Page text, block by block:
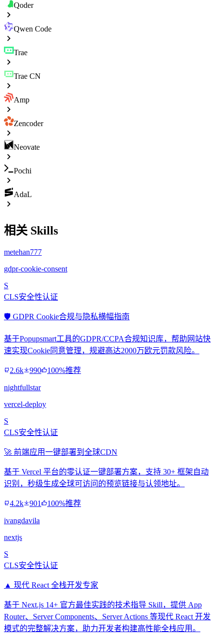
Qoder
Qwen Code
Trae
Trae CN
Amp
Zencoder
Neovate
Pochi
AdaL
相关 Skills
metehan777
gdpr-cookie-consent
S
CLS安全性认证
🛡️ GDPR Cookie合规与隐私横幅指南
基于Popupsmart工具的GDPR/CCPA合规知识库，帮助网站快
速实现Cookie同意管理，规避高达2000万欧元罚款风险。
2.6k 990 100%推荐
nightfullstar
vercel-deploy
S
CLS安全性认证
🚀 前端应用一键部署到全球CDN
基于 Vercel 平台的零认证一键部署方案，支持 30+ 框架自动
识别，秒级生成全球可访问的预览链接与认领地址。
4.2k 901 100%推荐
ivangdavila
nextjs
S
CLS安全性认证
▲ 现代 React 全栈开发专家
基于 Next.js 14+ 官方最佳实践的技术指导 Skill，提供 App
Router、Server Components、Server Actions 等现代 React 开发
模式的完整解决方案，助力开发者构建高性能全栈应用。